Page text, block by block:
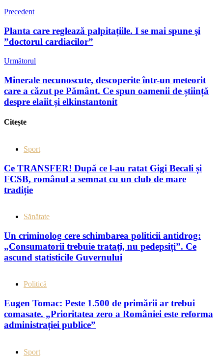
Precedent
Planta care reglează palpitațiile. I se mai spune şi
”doctorul cardiacilor”
Următorul
Minerale necunoscute, descoperite într-un meteorit
care a căzut pe Pământ. Ce spun oamenii de știință
despre elaiit și elkinstantonit
Citește
Sport
Ce TRANSFER! După ce l-au ratat Gigi Becali și
FCSB, românul a semnat cu un club de mare
tradiție
Sănătate
Un criminolog cere schimbarea politicii antidrog:
„Consumatorii trebuie tratați, nu pedepsiți”. Ce
ascund statisticile Guvernului
Politică
Eugen Tomac: Peste 1.500 de primării ar trebui
comasate. „Prioritatea zero a României este reforma
administrației publice”
Sport